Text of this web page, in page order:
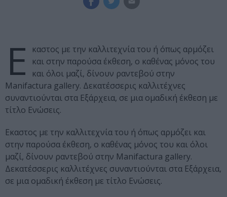
Ε
καστος με την καλλιτεχνία του ή όπως αρμόζει
και στην παρούσα έκθεση, ο καθένας μόνος του
και όλοι μαζί, δίνουν ραντεβού στην
Manifactura gallery. Δεκατέσσερις καλλιτέχνες
συναντιούνται στα Εξάρχεια, σε μια ομαδική έκθεση με
τίτλο Ενώσεις.
Εκαστος με την καλλιτεχνία του ή όπως αρμόζει και
στην παρούσα έκθεση, ο καθένας μόνος του και όλοι
μαζί, δίνουν ραντεβού στην Manifactura gallery.
Δεκατέσσερις καλλιτέχνες συναντιούνται στα Εξάρχεια,
σε μια ομαδική έκθεση με τίτλο Ενώσεις.